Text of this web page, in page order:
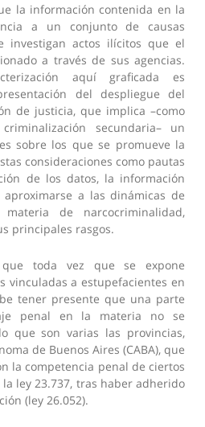
la información contenida en la
a un conjunto de causas
investigan actos ilícitos que el
a través de sus agencias.
aquí graficada es
del despliegue del
de justicia, que implica –como
secundaria– un
sobre los que se promueve la
consideraciones como pautas
de los datos, la información
a las dinámicas de
de narcocriminalidad,
principales rasgos.
que toda vez que se expone
vinculadas a estupefacientes en
tener presente que una parte
penal en la materia no se
que son varias las provincias,
de Buenos Aires (CABA), que
la competencia penal de ciertos
ley 23.737, tras haber adherido
(ley 26.052).